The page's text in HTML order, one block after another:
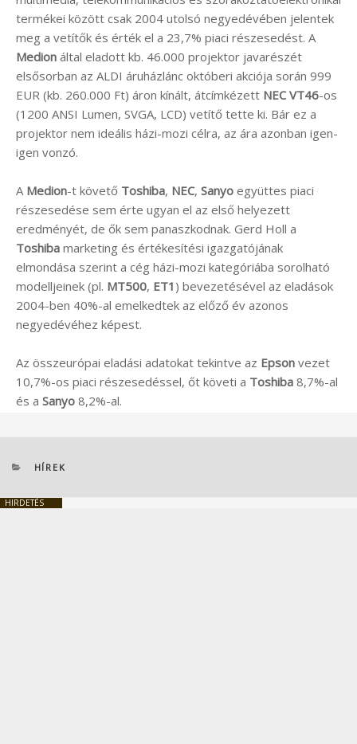
termékei között csak 2004 utolsó negyedévében jelentek
meg a vetítők és érték el a 23,7% piaci részesedést. A
Medion által eladott kb. 46.000 projektor javarészét
elsősorban az ALDI áruházlánc októberi akciója során 999
EUR (kb. 260.000 Ft) áron kínált, átcímkézett NEC VT46-os
(1200 ANSI Lumen, SVGA, LCD) vetítő tette ki. Bár ez a
projektor nem ideális házi-mozi célra, az ára azonban igen-
igen vonzó.
A Medion-t követő Toshiba, NEC, Sanyo együttes piaci
részesedése sem érte ugyan el az első helyezett
eredményét, de ők sem panaszkodnak. Gerd Holl a
Toshiba marketing és értékesítési igazgatójának
elmondása szerint a cég házi-mozi kategóriába sorolható
modelljeinek (pl. MT500, ET1 ) bevezetésével az eladások
2004-ben 40%-al emelkedtek az előző év azonos
negyedévéhez képest.
Az összeurópai eladási adatokat tekintve az Epson vezet
10,7%-os piaci részesedéssel, őt követi a Toshiba 8,7%-al
és a Sanyo 8,2%-al.
KATEGÓRIÁK
HÍREK
HIRDETÉS